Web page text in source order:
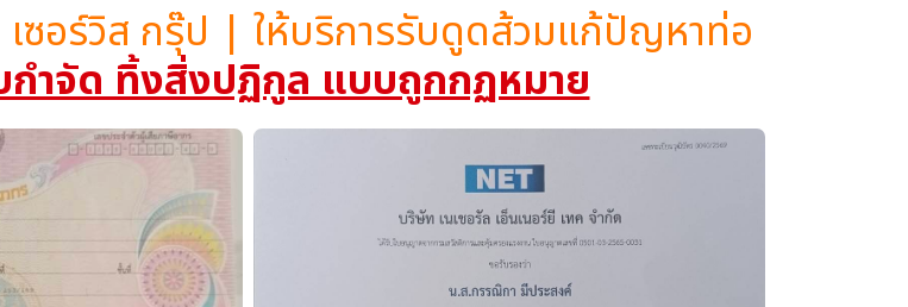
ซอร์วิส กรุ๊ป | ให้บริการรับดูดส้วมแก้ปัญหาท่อ
กำจัด ทิ้งสิ่งปฏิกูล แบบถูกกฏหมาย